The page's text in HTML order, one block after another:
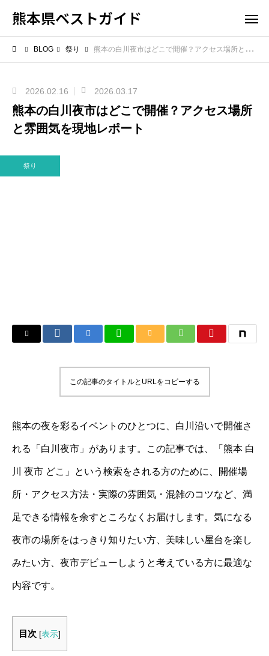
熊本県ベストガイド
BLOG 祭り 熊本の白川夜市はどこで開催？アクセス場所と雰囲気を現地レポート
2026.02.16 2026.03.17
熊本の白川夜市はどこで開催？アクセス場所
と雰囲気を現地レポート
祭り
この記事のタイトルとURLをコピーする
熊本の夜を彩るイベントのひとつに、白川沿いで開催さ
れる「白川夜市」があります。この記事では、「熊本 白
川 夜市 どこ」という検索をされる方のために、開催場
所・アクセス方法・実際の雰囲気・混雑のコツなど、満
足できる情報を余すところなくお届けします。気になる
夜市の場所をはっきり知りたい方、美味しい屋台を楽し
みたい方、夜市デビューしようと考えている方に最適な
内容です。
目次 [表示]